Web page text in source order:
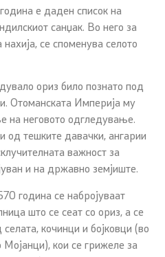
е даден список на
санџак. Во него за
се споменува селото
ориз било познато под
Отоманската Империја му
на неговото одгледување.
од тешките давачки, ангарии
важност за
и на државно земјиште.
година се набројуваат
што се сеат со ориз, а се
кочинци и бојковци (во
кои се грижеле за